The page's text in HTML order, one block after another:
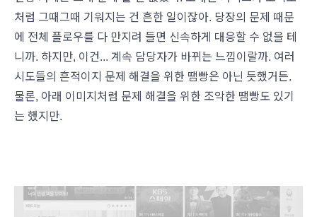
처럼 그때그때 기워지는 건 흔한 일이잖아. 당장의 문제 때문
에 전체 플로우를 다 만지려 들면 신속하게 대응할 수 없을 테
니까. 하지만, 이건... 계속 담당자가 바뀌는 느낌이랄까. 여러
시도들의 흔적이지 문제 해결을 위한 땜빵은 아닌 듯했거든.
물론, 아래 이미지처럼 문제 해결을 위한 조악한 땜빵도 있기
는 했지만.